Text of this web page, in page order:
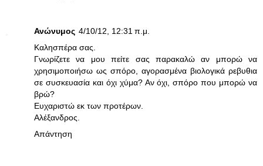
Ανώνυμος 4/10/12, 12:31 π.μ.
Καλησπέρα σας.
Γνωρίζετε να μου πείτε σας παρακαλώ αν μπορώ να
χρησιμοποιήσω ως σπόρο, αγορασμένα βιολογικά ρεβυθια
σε συσκευασία και όχι χύμα? Αν όχι, σπόρο που μπορώ να
βρώ?
Ευχαριστώ εκ των προτέρων.
Αλέξανδρος.
Απάντηση